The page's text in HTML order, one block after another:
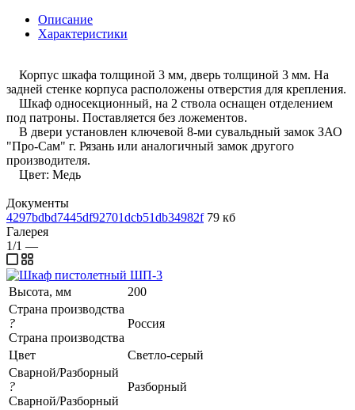
Описание
Характеристики
Корпус шкафа толщиной 3 мм, дверь толщиной 3 мм. На
задней стенке корпуса расположены отверстия для крепления.
Шкаф односекционный, на 2 ствола оснащен отделением
под патроны. Поставляется без ложементов.
В двери установлен ключевой 8-ми сувальдный замок ЗАО
"Про-Сам" г. Рязань или аналогичный замок другого
производителя.
Цвет: Медь
Документы
4297bdbd7445df92701dcb51db34982f 79 кб
Галерея
1/1 —
Высота, мм
200
Страна производства
?
Страна производства
Россия
Цвет
Светло-серый
Сварной/Разборный
?
Сварной/Разборный
Разборный